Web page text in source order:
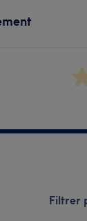
Filtrer